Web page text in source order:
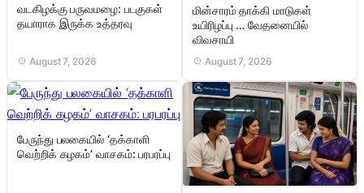
வடகிழக்கு பருவமழை: படகுகள்
தயாராக இருக்க உத்தரவு
August 7, 2026
மின்சாரம் தாக்கி மாடுகள்
உயிரிழப்பு … வேதனையில்
விவசாயி
August 7, 2026
பேருந்து பலகையில் ‘தக்காளி
வெற்றிக் கழகம்’ வாசகம்: பரபரப்பு